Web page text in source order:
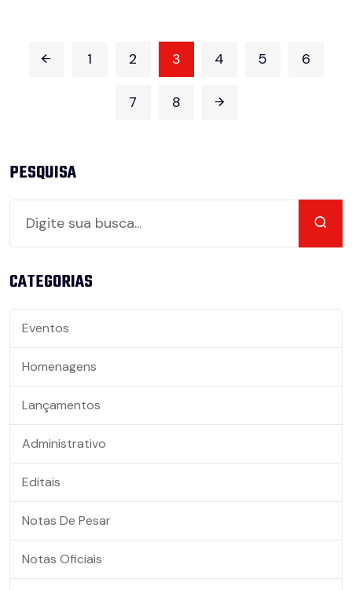
1 2 3 4 5 6
7 8
PESQUISA
CATEGORIAS
Eventos
Homenagens
Lançamentos
Administrativo
Editais
Notas De Pesar
Notas Oficiais